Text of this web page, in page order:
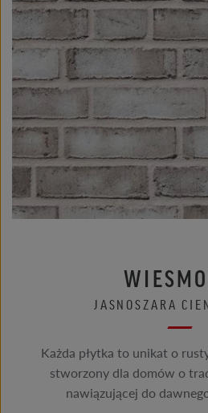
JASNOSZARA
Każda płytka to unikat o
stworzony dla domów o
nawiązującej do